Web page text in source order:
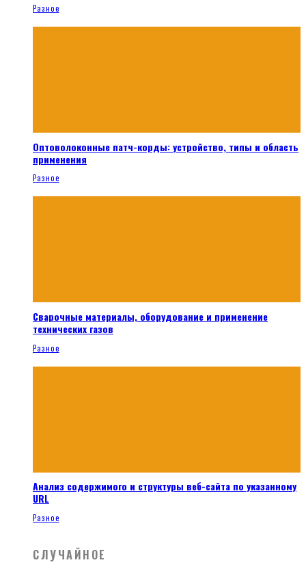
Разное
Оптоволоконные патч-корды: устройство, типы и область
применения
Разное
Сварочные материалы, оборудование и применение
технических газов
Разное
Анализ содержимого и структуры веб-сайта по указанному
URL
Разное
СЛУЧАЙНОЕ